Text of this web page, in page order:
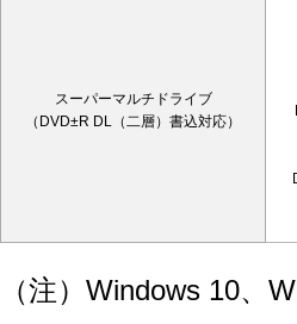
スーパーマルチドライブ
（DVD±R DL（二層）書込対応）
（注）Windows 10、